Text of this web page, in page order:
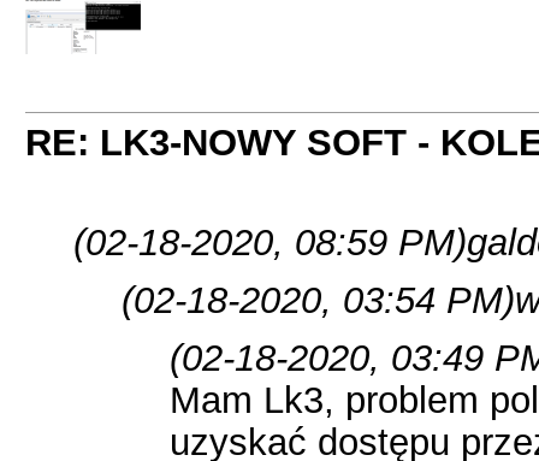
RE: LK3-NOWY SOFT -
(02-18-2020, 08:59 PM)
(02-18-2020, 03:54 PM)
(02-18-2020, 03:49
Mam Lk3, problem
uzyskać dostępu